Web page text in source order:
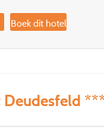
Boek dit hotel
Deudesfeld